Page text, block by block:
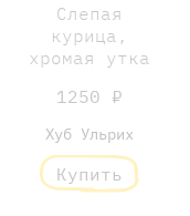
Слепая
курица,
хромая утка
1250 ₽
Хуб Ульрих
Купить